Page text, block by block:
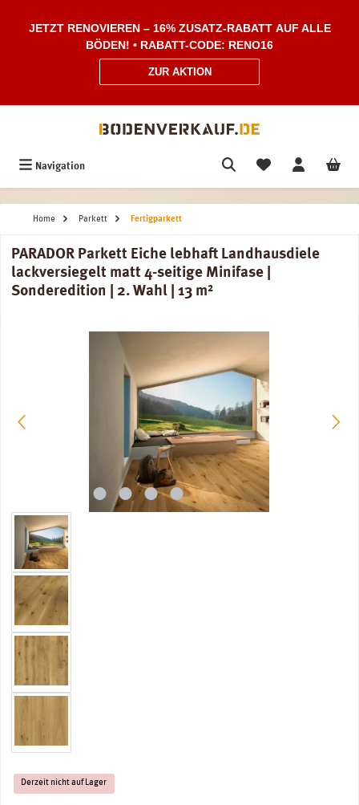
JETZT RENOVIEREN – 16% ZUSATZ-RABATT AUF ALLE
BÖDEN! • RABATT-CODE: RENO16
ZUR AKTION
Navigation
Home Parkett Fertigparkett
PARADOR Parkett Eiche lebhaft Landhausdiele
lackversiegelt matt 4-seitige Minifase |
Sonderedition | 2. Wahl | 13 m²
Derzeit nicht auf Lager